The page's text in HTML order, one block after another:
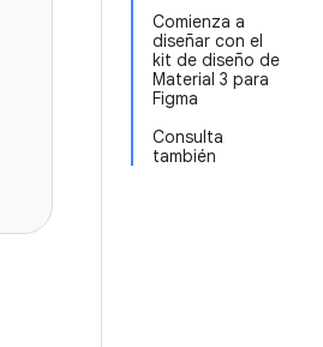
Comienza a
diseñar con el
kit de diseño de
Material 3 para
Figma
Consulta
también